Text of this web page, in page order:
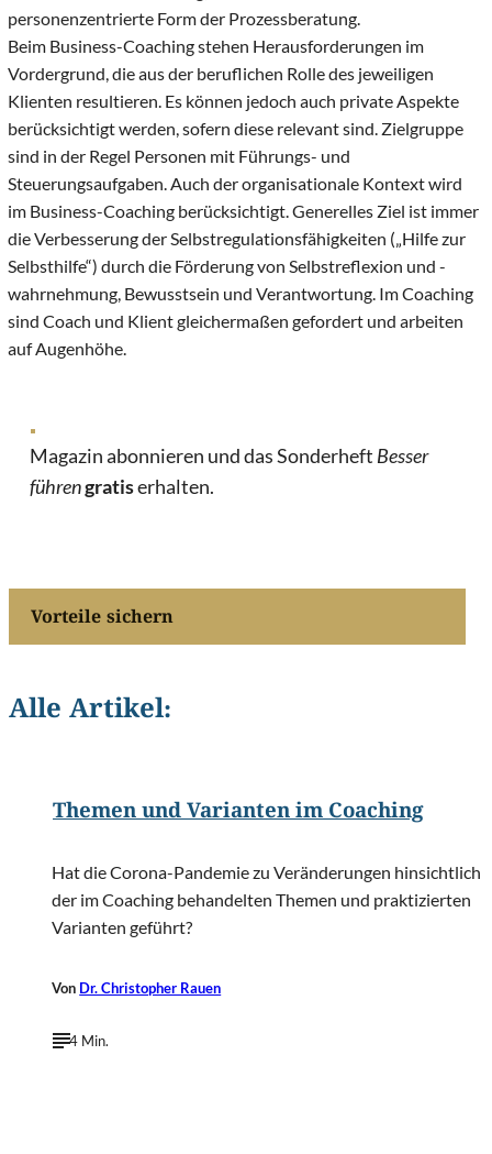
personenzentrierte Form der Prozessberatung.
Beim Business-Coaching stehen Herausforderungen im
Vordergrund, die aus der beruflichen Rolle des jeweiligen
Klienten resultieren. Es können jedoch auch private Aspekte
berücksichtigt werden, sofern diese relevant sind. Zielgruppe
sind in der Regel Personen mit Führungs- und
Steuerungsaufgaben. Auch der organisationale Kontext wird
im Business-Coaching berücksichtigt. Generelles Ziel ist immer
die Verbesserung der Selbstregulationsfähigkeiten („Hilfe zur
Selbsthilfe“) durch die Förderung von Selbstreflexion und -
wahrnehmung, Bewusstsein und Verantwortung. Im Coaching
sind Coach und Klient gleichermaßen gefordert und arbeiten
auf Augenhöhe.
Magazin abonnieren und das Sonderheft Besser
führengratiserhalten.
Vorteile sichern
Alle Artikel:
Themen und Varianten im Coaching
Hat die Corona-Pandemie zu Veränderungen hinsichtlich
der im Coaching behandelten Themen und praktizierten
Varianten geführt?
Von Dr. Christopher Rauen
4 Min.